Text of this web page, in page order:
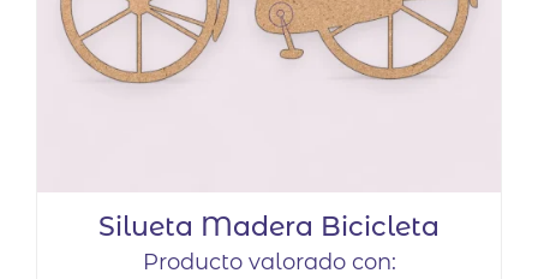
la
página
de
Silueta Madera Bicicleta
Producto valorado con: